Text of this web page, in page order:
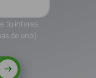
tu interes
de uno)